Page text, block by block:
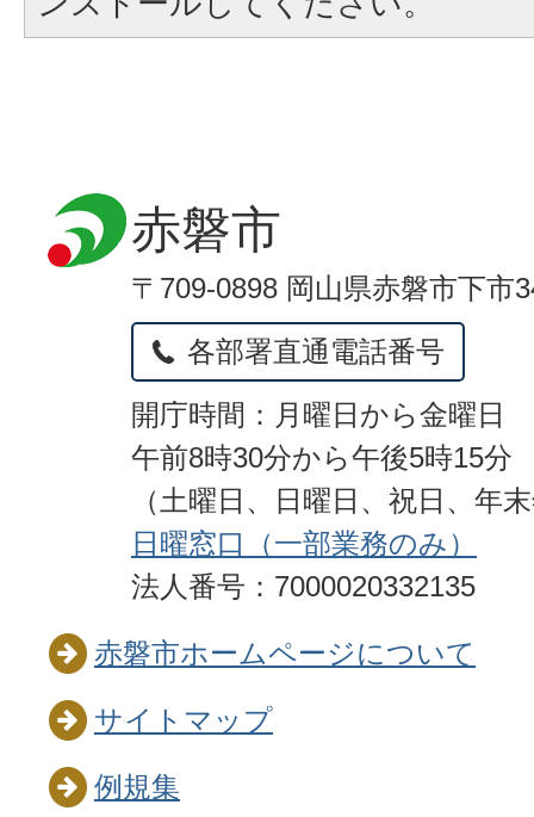
赤磐市
〒709-0898 岡山県赤磐市下市
各部署直通電話番号
開庁時間：月曜日から金曜日
午前8時30分から午後5時15分
（土曜日、日曜日、祝日、年
日曜窓口（一部業務のみ）
法人番号：7000020332135
赤磐市ホームページについて
サイトマップ
例規集